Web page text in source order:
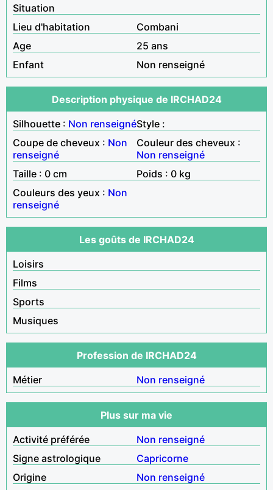
Situation
Lieu d'habitation
Combani
Age
25 ans
Enfant
Non renseigné
Description physique de IRCHAD24
Silhouette : Non renseignéStyle :
Coupe de cheveux : Non
renseigné
Couleur des cheveux :
Non renseigné
Taille : 0 cm
Poids : 0 kg
Couleurs des yeux : Non
renseigné
Les goûts de IRCHAD24
Loisirs
Films
Sports
Musiques
Profession de IRCHAD24
Métier
Non renseigné
Plus sur ma vie
Activité préférée
Non renseigné
Signe astrologique
Capricorne
Origine
Non renseigné